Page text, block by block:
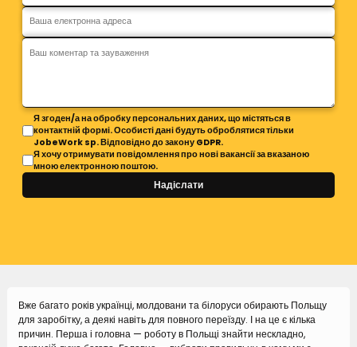
Я згоден/а на обробку персональних даних, що містяться в
контактній формі. Особисті дані будуть оброблятися тільки
JobeWork sp. Відповідно до закону GDPR.
Я хочу отримувати повідомлення про нові вакансії за вказаною
мною електронною поштою.
Надіслати
Вже багато років українці, молдовани та білоруси обирають Польщу
для заробітку, а деякі навіть для повного переїзду. І на це є кілька
причин. Перша і головна — роботу в Польщі знайти нескладно,